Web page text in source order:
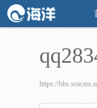
https://